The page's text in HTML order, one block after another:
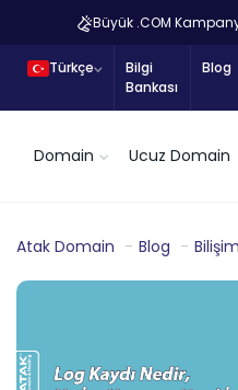
Büyük .COM
Türkçe
Bilgi
Bankası
Blog
Domain Ucuz Domain
Atak Domain Blog